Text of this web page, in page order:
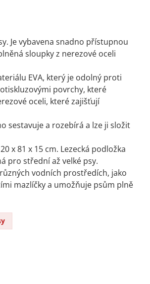
Je vybavena snadno přístupnou
sloupky z nerezové oceli
EVA, který je odolný proti
povrchy, které
oceli, které zajišťují
sestavuje a rozebírá a lze ji složit
x 81 x 15 cm. Lezecká podložka
pro střední až velké psy.
vodních prostředích, jako
mazlíčky a umožňuje psům plně